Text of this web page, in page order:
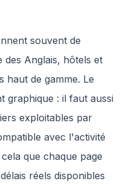
souvent de
des Anglais, hôtels et
haut de gamme. Le
graphique : il faut aussi
exploitables par
avec l'activité
que chaque page
réels disponibles